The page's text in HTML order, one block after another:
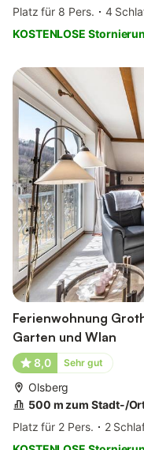
Platz für 8 Pers.
4
KOSTENLOSE
Ferienwohnung
Garten und Wlan
8,0 Sehr gut
Olsberg
500 m zum Stadt-/
Platz für 2 Pers.
2